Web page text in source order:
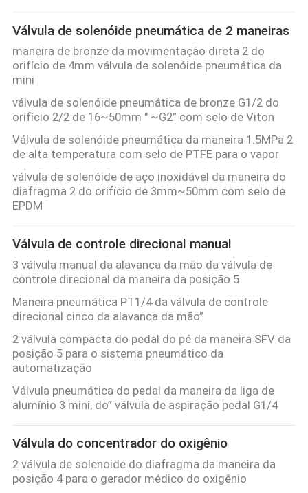
CONTROLE
DA
QUALIDADE
CONTACTE-
NOS
PEÇA
UMAS
CITAÇÕES
VR
SHOW
MAPA
DO
SITE
PRIVACY
POLICY
Válvula de solenóide pneumática de 2 maneiras
maneira de bronze da movimentação direta 2 do
orifício de 4mm válvula de solenóide pneumática da
mini
válvula de solenóide pneumática de bronze G1/2 do
orifício 2/2 de 16~50mm " ~G2” com selo de Viton
Válvula de solenóide pneumática da maneira 1.5MPa 2
de alta temperatura com selo de PTFE para o vapor
válvula de solenóide de aço inoxidável da maneira do
diafragma 2 do orifício de 3mm~50mm com selo de
EPDM
Válvula de controle direcional manual
3 válvula manual da alavanca da mão da válvula de
controle direcional da maneira da posição 5
Maneira pneumática PT1/4 da válvula de controle
direcional cinco da alavanca da mão”
2 válvula compacta do pedal do pé da maneira SFV da
posição 5 para o sistema pneumático da
automatização
Válvula pneumática do pedal da maneira da liga de
alumínio 3 mini, do” válvula de aspiração pedal G1/4
Válvula do concentrador do oxigênio
2 válvula de solenoide do diafragma da maneira da
posição 4 para o gerador médico do oxigênio